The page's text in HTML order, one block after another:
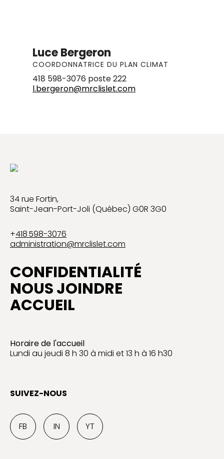
Luce Bergeron
COORDONNATRICE DU PLAN CLIMAT
418 598-3076 poste 222
l.bergeron@mrclislet.com
34 rue Fortin,
Saint-Jean-Port-Joli (Québec) G0R 3G0
+418 598-3076
administration@mrclislet.com
CONFIDENTIALITÉ
NOUS JOINDRE
ACCUEIL
Horaire de l'accueil
Lundi au jeudi 8 h 30 à midi et 13 h à 16 h30
SUIVEZ-NOUS
FB IN YT